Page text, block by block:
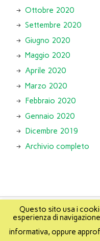
Ottobre 2020
Settembre 2020
Giugno 2020
Maggio 2020
Aprile 2020
Marzo 2020
Febbraio 2020
Gennaio 2020
Dicembre 2019
Archivio completo
About Info
Questo sito usa i
esperienza di
informativa, oppure